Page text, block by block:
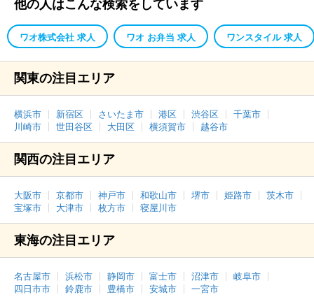
他の人はこんな検索をしています
ワオ株式会社 求人 ワオ お弁当 求人 ワンスタイル 求人
関東の注目エリア
横浜市 新宿区 さいたま市 港区 渋谷区
千葉市
川崎市
世田谷区 大田区 横須賀市 越谷市
関西の注目エリア
大阪市 京都市 神戸市 和歌山市 堺市 姫路市
茨木市
宝塚市
大津市 枚方市 寝屋川市
東海の注目エリア
名古屋市 浜松市 静岡市 富士市 沼津市
岐阜市
四日市市
鈴鹿市 豊橋市 安城市 一宮市